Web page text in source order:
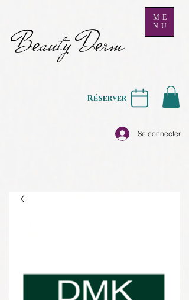
Beauty Derm
ME
NU
Se connecter
Réserver